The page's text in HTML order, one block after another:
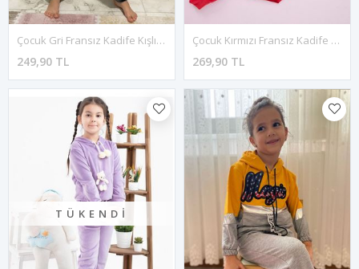
Çocuk Gri Fransız Kadife Kışlık Ponponlu Ayıcıklı Fermuarlı Takım 5S-4092
249,90 TL
Çocuk Kırmızı Fransız Kadife Kışlık Ponponlu Ayıcıklı Fermuarlı Takım 5S-4091
269,90 TL
TÜKENDI